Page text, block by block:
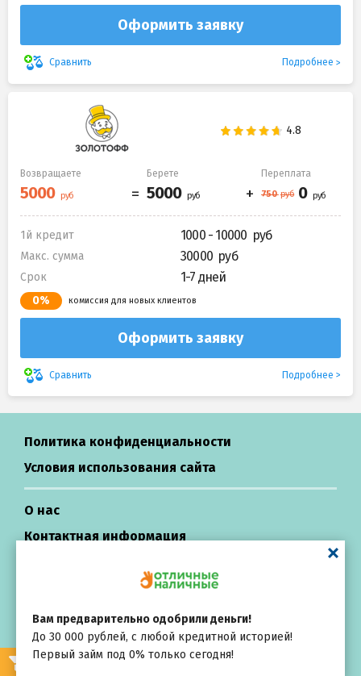
Оформить заявку
Сравнить Подробнее
Возвращаете Берете Переплата
1й кредит 1000 - 10000
Макс. сумма 30000
Срок 1-7 дней
0% комиссия для новых клиентов
Оформить заявку
Сравнить Подробнее
Вам предварительно одобрили деньги!
До 30 000 рублей, с любой кредитной историей!
Первый займ под 0% только сегодня!
Политика конфиденциальности
Условия использования сайта
О нас
Контактная информация
Займы в России
All rights reserved ©